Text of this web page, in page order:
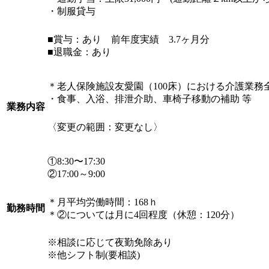
・制服貸与
■賞与：あり 前年度実績 3.7ヶ月分
■退職金：あり
業務内容
＊老人保険施設友愛園（100床）における介護業務
・食事、入浴、排泄介助、車椅子移動の補助 等
〈変更の範囲：変更なし〉
勤務時間
①8:30〜17:30
②17:00～9:00
＊月平均労働時間：168ｈ
＊②については月に4回程度（休憩：120分）
※相談に応じて夜勤免除あり
※他シフト制(要相談)